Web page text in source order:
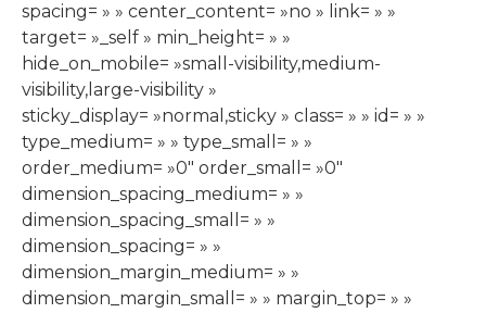
spacing= » » center_content= »no » link= » »
target= »_self » min_height= » »
hide_on_mobile= »small-visibility,medium-
visibility,large-visibility »
sticky_display= »normal,sticky » class= » » id= » »
type_medium= » » type_small= » »
order_medium= »0″ order_small= »0″
dimension_spacing_medium= » »
dimension_spacing_small= » »
dimension_spacing= » »
dimension_margin_medium= » »
dimension_margin_small= » » margin_top= » »